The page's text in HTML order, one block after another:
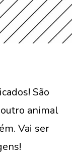
São
animal
Vai ser